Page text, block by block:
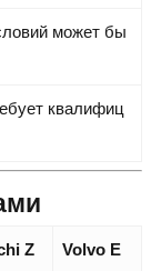
может бы
квалифиц
Z
Volvo E